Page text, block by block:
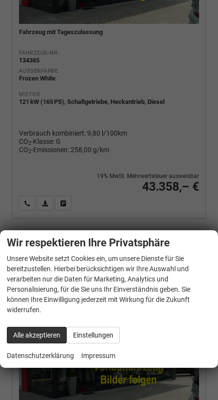
Fahrzeug mit Tageszulassung
FAHRZEUG-NR.
134385
AUSSENFARBE
Frozen White
MOTOR
121 kW (165 PS), Schaltgetriebe, Heckantrieb, Diesel
Verbrauch kombiniert:9,80 l/100km
CO2-Klasse: G
CO2-Emissionen: 258,00 g/km
43.358,– €
19% MwSt. Mehrwertsteuer ausweisbar
Wir rufen Sie anPDF-Fahrzeugexposé drucken
Ford
Wir respektieren Ihre Privatsphäre
Unsere Website setzt Cookies ein, um unsere Dienste für Sie
bereitzustellen. Hierbei berücksichtigen wir Ihre Auswahl und
verarbeiten nur die Daten für Marketing, Analytics und
Personalisierung, für die Sie uns Ihr Einverständnis geben. Sie
können Ihre Einwilligung jederzeit mit Wirkung für die Zukunft
widerrufen.
Alle akzeptieren Einstellungen
Datenschutzerklärung Impressum